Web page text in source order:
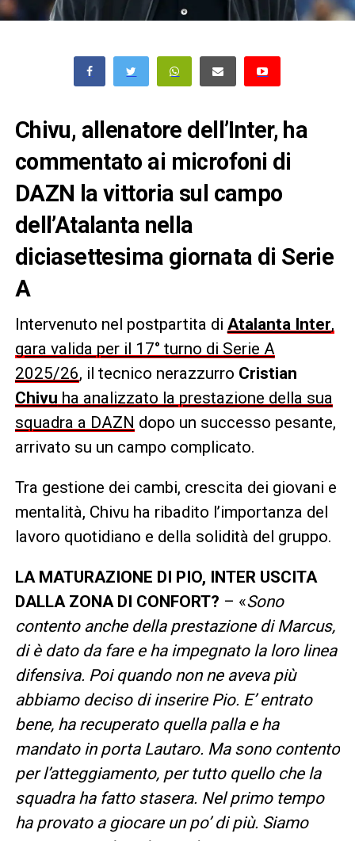
Chivu, allenatore dell’Inter, ha
commentato ai microfoni di
DAZN la vittoria sul campo
dell’Atalanta nella
diciasettesima giornata di Serie
A
Intervenuto nel postpartita di Atalanta Inter,
gara valida per il 17° turno di Serie A
2025/26, il tecnico nerazzurro Cristian
Chivu ha analizzato la prestazione della sua
squadra a DAZN dopo un successo pesante,
arrivato su un campo complicato.
Tra gestione dei cambi, crescita dei giovani e
mentalità, Chivu ha ribadito l’importanza del
lavoro quotidiano e della solidità del gruppo.
LA MATURAZIONE DI PIO, INTER USCITA
DALLA ZONA DI CONFORT? – «Sono
contento anche della prestazione di Marcus,
di è dato da fare e ha impegnato la loro linea
difensiva. Poi quando non ne aveva più
abbiamo deciso di inserire Pio. E’ entrato
bene, ha recuperato quella palla e ha
mandato in porta Lautaro. Ma sono contento
per l’atteggiamento, per tutto quello che la
squadra ha fatto stasera. Nel primo tempo
ha provato a giocare un po’ di più. Siamo